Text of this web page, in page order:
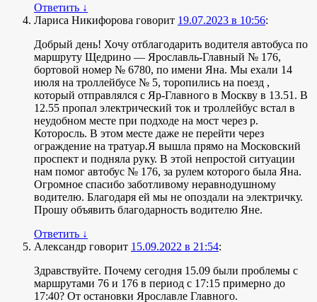
Ответить ↓
Лариса Никифорова говорит 19.07.2023 в 10:56:
Добрый день! Хочу отблагодарить водителя автобуса по
маршруту Щедрино — Ярославль-Главный № 176,
бортовой номер № 6780, по имени Яна. Мы ехали 14
июля на троллейбусе № 5, торопились на поезд ,
который отправлялся с Яр-Главного в Москву в 13.51. В
12.55 пропал электрический ток и троллейбус встал в
неудобном месте при подходе на мост через р.
Которосль. В этом месте даже не перейти через
ограждение на тратуар.Я вышла прямо на Московский
проспект и подняла руку. В этой непростой ситуации
нам помог автобус № 176, за рулем которого была Яна.
Огромное спасибо заботливому неравнодушному
водителю. Благодаря ей мы не опоздали на электричку.
Прошу объявить благодарность водителю Яне.
Ответить ↓
Александр говорит 15.09.2022 в 21:54:
Здравствуйте. Почему сегодня 15.09 были проблемы с
маршрутами 76 и 176 в период с 17:15 примерно до
17:40? От остановки Ярославле Главного.